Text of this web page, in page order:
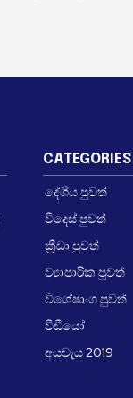
CATEGORIES
දේශීය පුවත්
විදෙස් පුවත්
ක්‍රීඩා පුවත්
ව්‍යාපාරික පුවත්
විශේෂාංග පුවත්
වීඩීයෝ
අයවැය 2019